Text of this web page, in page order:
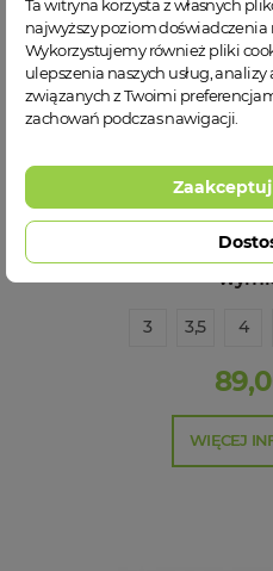
Berkemann
3 3,5 4
WIĘCEJ
Ta witryna korzysta z własnych
najwyższy poziom doświadczenia
Wykorzystujemy również pliki
ulepszenia naszych usług,
związanych z Twoimi
zachowań podczas nawigacji.